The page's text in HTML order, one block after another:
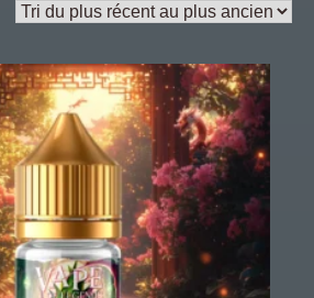
plus
au
plus
ancien